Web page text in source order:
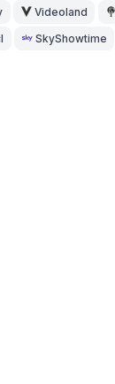
Videoland
SkyShowtime